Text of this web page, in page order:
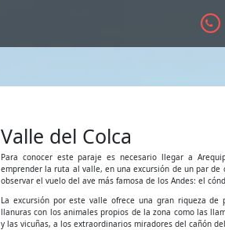
Valle del Colca
Para conocer este paraje es necesario llegar a
emprender la ruta al valle, en una excursión de un par de
observar el vuelo del ave más famosa de los Andes: el
La excursión por este valle ofrece una gran riqueza de
llanuras con los animales propios de la zona como las
y las vicuñas, a los extraordinarios miradores del cañón